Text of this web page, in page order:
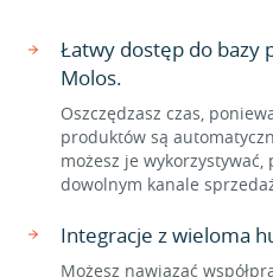
Łatwy dostęp do
Molos.
Oszczędzasz czas,
produktów są
możesz je
dowolnym kanale
Integracje z wieloma
Możesz nawiązać